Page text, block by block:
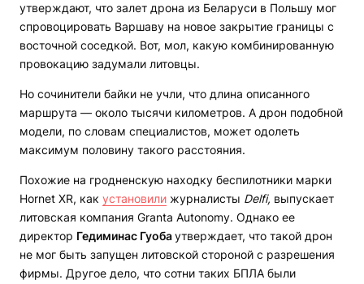
утверждают, что залет дрона из Беларуси в Польшу мог
спровоцировать Варшаву на новое закрытие границы с
восточной соседкой. Вот, мол, какую комбинированную
провокацию задумали литовцы.
Но сочинители байки не учли, что длина описанного
маршрута — около тысячи километров. А дрон подобной
модели, по словам специалистов, может одолеть
максимум половину такого расстояния.
Похожие на гродненскую находку беспилотники марки
Hornet XR, как установили журналисты Delfi, выпускает
литовская компания Granta Autonomy. Однако ее
директор Гедиминас Гуобаутверждает, что такой дрон
не мог быть запущен литовской стороной с разрешения
фирмы. Другое дело, что сотни таких БПЛА были